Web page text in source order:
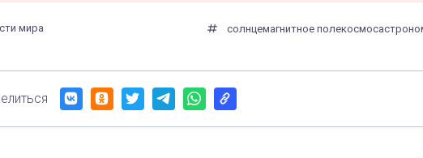
мира солнцемагнитное полекосмос